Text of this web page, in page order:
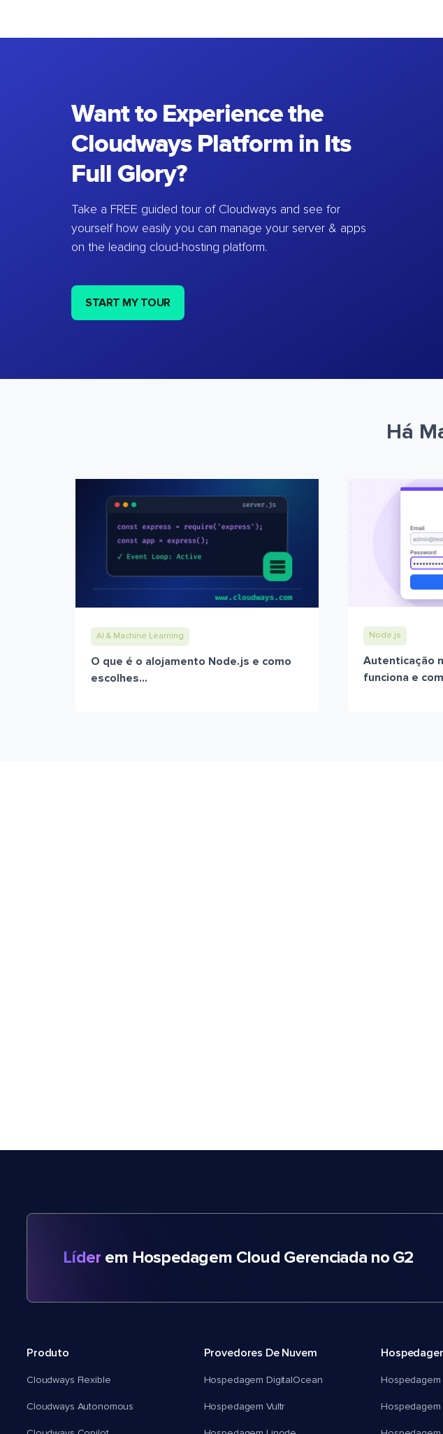
Want to Experience the
Cloudways Platform in Its
Full Glory?
Take a FREE guided tour of Cloudways and see for
yourself how easily you can manage your server & apps
on the leading cloud-hosting platform.
START MY TOUR
Há
AI & Machine Learning
O que é o alojamento Node.js e como
escolhes...
Node.js
Autenticação
funciona e
Líder em Hospedagem Cloud Gerenciada no G2
Produto
Cloudways Flexible
Cloudways Autonomous
Provedores De Nuvem
Hospedagem DigitalOcean
Hospedagem Vultr
Hospedagem